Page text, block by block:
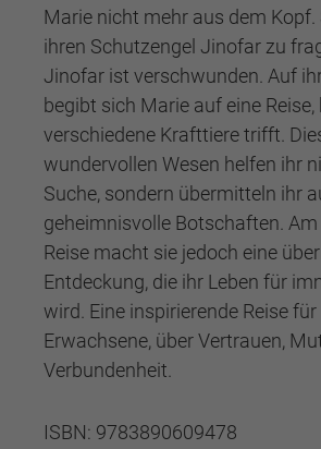
Marie nicht mehr aus dem Kopf.
ihren Schutzengel Jinofar zu
Jinofar ist verschwunden. Auf
begibt sich Marie auf eine
verschiedene Krafttiere trifft.
wundervollen Wesen helfen ihr
Suche, sondern übermitteln ihr
geheimnisvolle Botschaften. Am
Reise macht sie jedoch eine
Entdeckung, die ihr Leben für
wird. Eine inspirierende Reise
Erwachsene, über Vertrauen,
Verbundenheit.
ISBN: 9783890609478